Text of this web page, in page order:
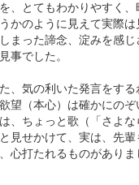
、とてもわかりやすく
かのように見えて実際
まった諦念、淀みを感
事でした。
、気の利いた発言をす
望（本心）は確かにの
、ちょっと歌（「さよ
見せかけて、実は、先
心打たれるものがありま